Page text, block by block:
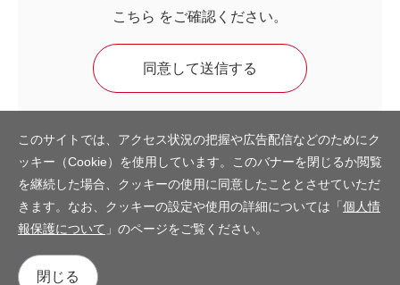
こちら をご確認ください。
このサイトでは、アクセス状況の把握や広告配信などのためにク
ッキー（Cookie）を使用しています。このバナーを閉じるか閲覧
を継続した場合、クッキーの使用に同意したこととさせていただ
きます。なお、クッキーの設定や使用の詳細については「個人情
報保護について 」のページをご覧ください。
閉じる